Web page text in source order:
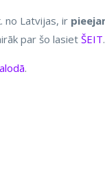
no Latvijas, ir
par šo lasietŠEIT.
.